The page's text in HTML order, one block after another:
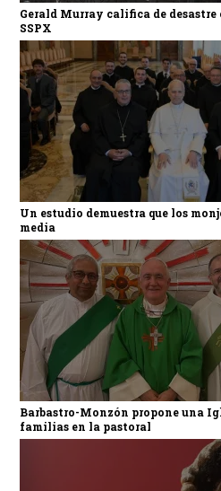
Gerald Murray califica de
SSPX
Un estudio demuestra que los
media
Barbastro-Monzón propone una
familias en la pastoral